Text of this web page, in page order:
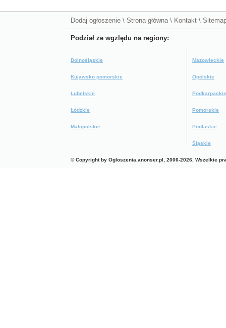
Dodaj ogłoszenie \ Strona główna \ Kontakt \
Podział ze wgzlędu na regiony:
Dolnośląskie
Kujawsko pomorskie
Lubelskie
Łódzkie
Małopolskie
Mazowieckie
Opolskie
Podkarpackie
Pomorskie
Podlaskie
Śląskie
© Copyright by Ogloszenia.anonser.pl, 2006-2026. Wszelkie